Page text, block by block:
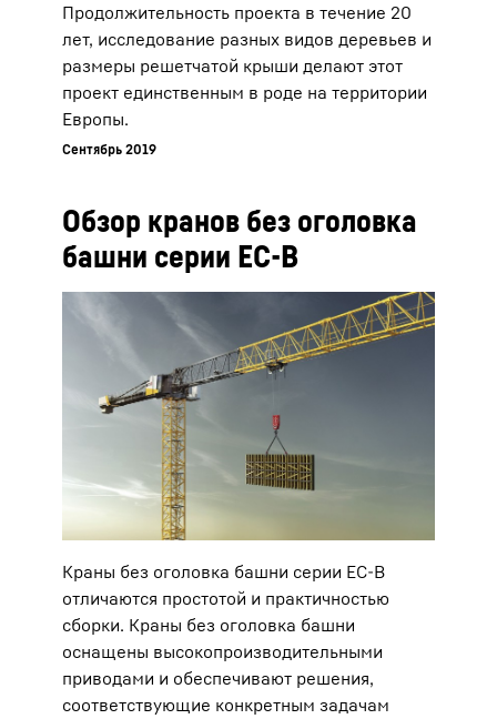
Продолжительность проекта в течение 20
лет, исследование разных видов деревьев и
размеры решетчатой крыши делают этот
проект единственным в роде на территории
Европы.
Сентябрь 2019
Обзор кранов без оголовка
башни серии ЕC-B
Краны без оголовка башни серии EC-B
отличаются простотой и практичностью
сборки. Краны без оголовка башни
оснащены высокопроизводительными
приводами и обеспечивают решения,
соответствующие конкретным задачам